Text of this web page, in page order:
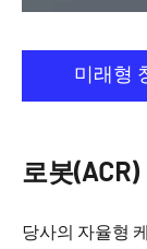
미래형
로봇(ACR)
당사의 자율형